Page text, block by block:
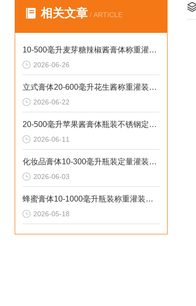
相关文章 / ARTICLE
10-500毫升麦芽糖辣椒酱膏体称重灌装机厂家批发
2026-06-26
立式膏体20-600毫升花生酱称重灌装机性价比高
2026-06-22
20-500毫升苹果酱膏体瓶装不锈钢定量灌装机设备
2026-06-11
化妆品膏体10-300毫升瓶装定量灌装机操作流程
2026-06-03
蜂蜜膏体10-1000毫升瓶装称重灌装机工作原理
2026-05-18